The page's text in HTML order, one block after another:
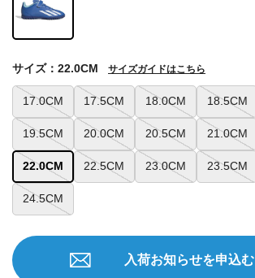
17.0CM 17.5CM 18.0CM 18.5CM
19.5CM 20.0CM 20.5CM 21.0CM
22.0CM 22.5CM 23.0CM 23.5CM
24.5CM
サイズ：22.0CM サイズガイドはこちら
入荷お知らせを申込む